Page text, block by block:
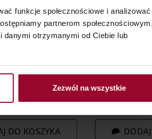
funkcje społecznościowe i analizować
partnerom społecznościowym,
danymi otrzymanymi od Ciebie lub
Zezwól na wszystkie
herba-płyn micelarny
DO KOSZYKA
CERA
Lirene
multi-krem
29,99 zł